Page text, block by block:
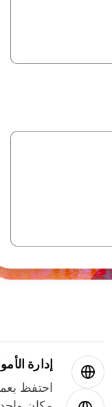
إدارة
احتفظ